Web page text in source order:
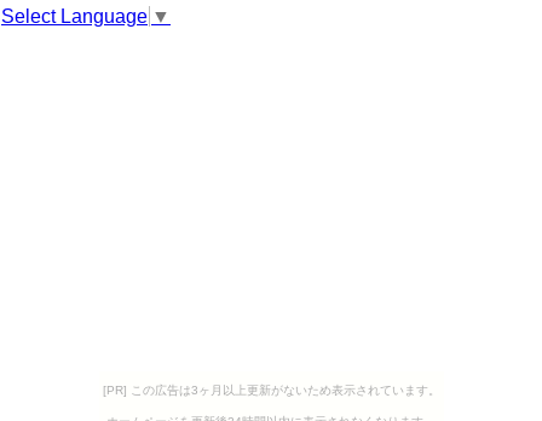
Select Language ▼
[PR] この広告は3ヶ月以上更新がないため表示されています。